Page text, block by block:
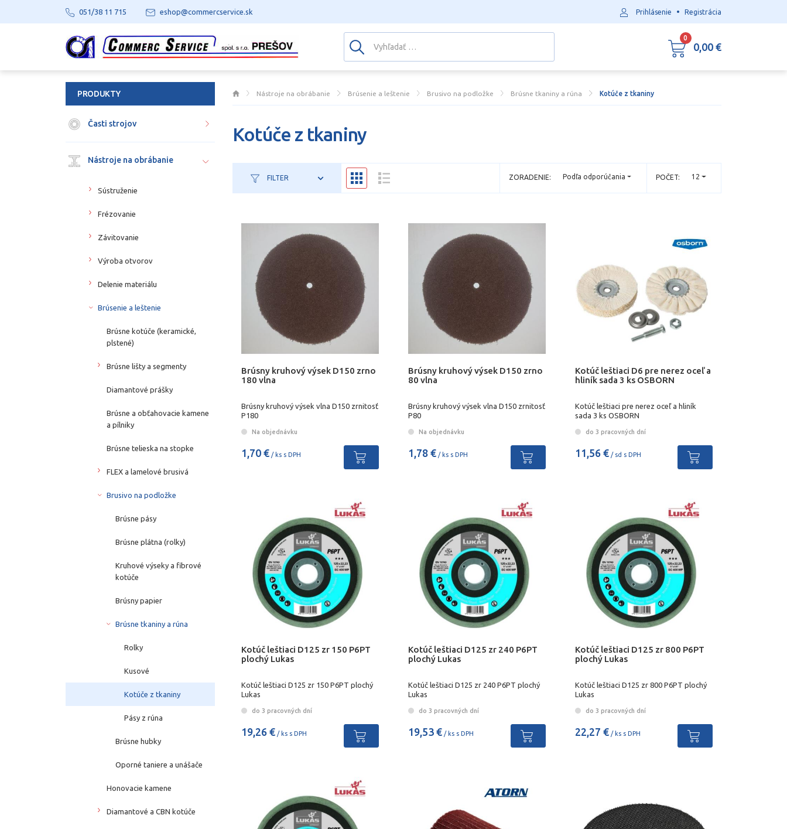
Nástroje na obrábanie Brúsenie a leštenie Brusivo na podložke Brúsne tkaniny a rúna Kotúče z tkaniny
Kotúče z tkaniny
FILTER POČET: 12
ZORADENIE: Podľa odporúčania
Brúsny kruhový výsek D150 zrno
180 vlna
Brúsny kruhový výsek vlna D150 zrnitosť
P180
Na objednávku
1,70 € / ks s DPH
Brúsny kruhový výsek D150 zrno
80 vlna
Brúsny kruhový výsek vlna D150 zrnitosť
P80
Na objednávku
1,78 €/ ks s DPH
Kotúč leštiaci D6 pre nerez oceľ a
hliník sada 3 ks OSBORN
Kotúč leštiaci pre nerez oceľ a hliník
sada 3 ks OSBORN
do 3 pracovných dní
11,56 €/ sd s DPH
Kotúč leštiaci D125 zr 150 P6PT
plochý Lukas
Kotúč leštiaci D125 zr 150 P6PT plochý
Lukas
do 3 pracovných dní
19,26 € / ks s DPH
Kotúč leštiaci D125 zr 240 P6PT
plochý Lukas
Kotúč leštiaci D125 zr 240 P6PT plochý
Lukas
do 3 pracovných dní
19,53 €/ ks s DPH
Kotúč leštiaci D125 zr 800 P6PT
plochý Lukas
Kotúč leštiaci D125 zr 800 P6PT plochý
Lukas
do 3 pracovných dní
22,27 €/ ks s DPH
PRODUKTY
Časti strojov
Nástroje na obrábanie
Sústruženie
Frézovanie
Závitovanie
Výroba otvorov
Delenie materiálu
Brúsenie a leštenie
Brúsne kotúče (keramické,
plstené)
Brúsne lišty a segmenty
Diamantové prášky
Brúsne a obťahovacie kamene
a pílniky
Brúsne telieska na stopke
FLEX a lamelové brusivá
Brusivo na podložke
Brúsne pásy
Brúsne plátna (rolky)
Kruhové výseky a fibrové
kotúče
Brúsny papier
Brúsne tkaniny a rúna
Rolky
Kusové
Kotúče z tkaniny
Pásy z rúna
Brúsne hubky
Oporné taniere a unášače
Honovacie kamene
Diamantové a CBN kotúče
051/38 11 715 eshop@commercservice.sk Prihlásenie • Registrácia
0
0,00 €